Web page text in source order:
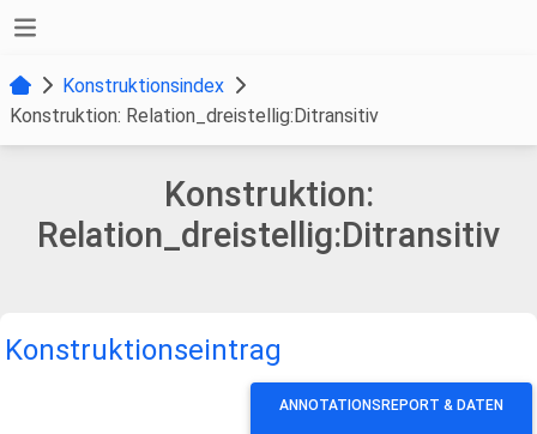
Konstruktionsindex
Konstruktion: Relation_dreistellig:Ditransitiv
Konstruktion:
Relation_dreistellig:Ditransitiv
Konstruktionseintrag
ANNOTATIONSREPORT & DATEN